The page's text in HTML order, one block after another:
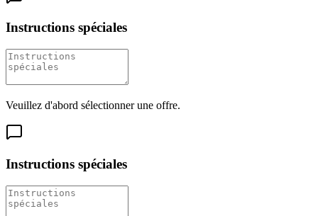
Instructions spéciales
Veuillez d'abord sélectionner une offre.
Instructions spéciales